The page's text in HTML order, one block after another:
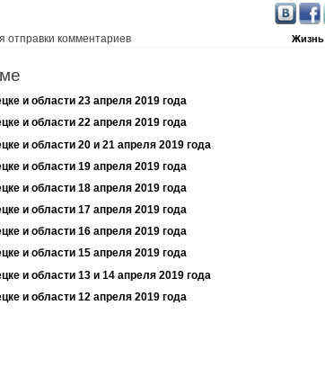
Жизнь
отправки комментариев
и области 23 апреля 2019 года
и области 22 апреля 2019 года
и области 20 и 21 апреля 2019 года
и области 19 апреля 2019 года
и области 18 апреля 2019 года
и области 17 апреля 2019 года
и области 16 апреля 2019 года
и области 15 апреля 2019 года
и области 13 и 14 апреля 2019 года
и области 12 апреля 2019 года